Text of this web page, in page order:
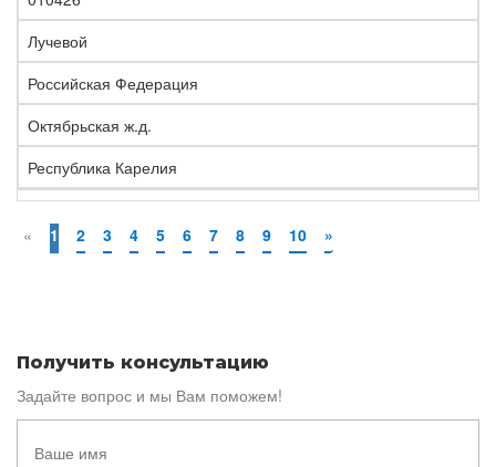
Лучевой
Российская Федерация
Октябрьская ж.д.
Республика Карелия
« 1 2 3 4 5 6 7 8 9 10 »
Получить консультацию
Задайте вопрос и мы Вам поможем!